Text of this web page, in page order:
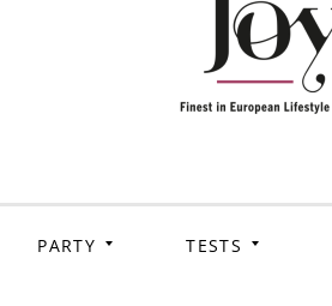
PARTY TESTS